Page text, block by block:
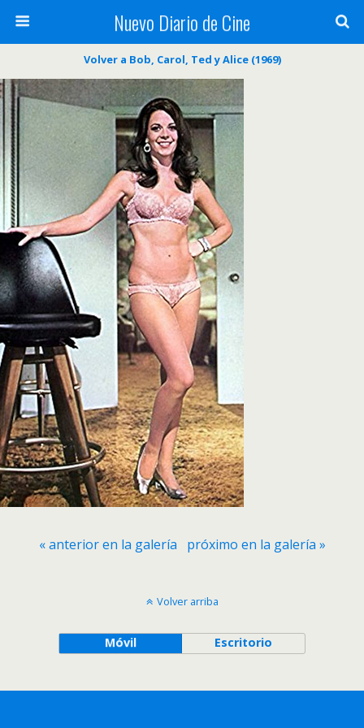
Nuevo Diario de Cine
Volver a Bob, Carol, Ted y Alice (1969)
« anterior en la galería próximo en la galería »
Volver arriba
Móvil Escritorio